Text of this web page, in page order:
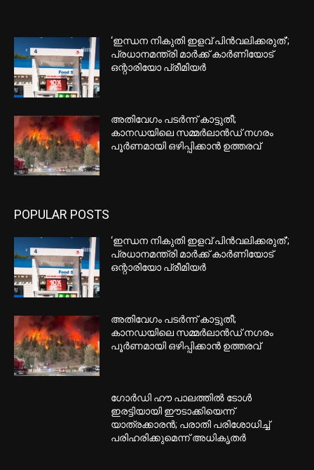
‘ഇന്ധന നികുതി ഇളവ് പിൻവലിക്കരുത്’;
പ്രധാനമന്ത്രി മാർക്ക് കാർണിയോട്
ഒന്റാരിയോ പ്രീമിയർ
അതിവേഗം പടർന്ന് കാട്ടുതീ;
കാനഡയിലെ സമ്മർലാൻഡ് നഗരം
പൂർണമായി ഒഴിപ്പിക്കാൻ ഉത്തരവ്
POPULAR POSTS
‘ഇന്ധന നികുതി ഇളവ് പിൻവലിക്കരുത്’;
പ്രധാനമന്ത്രി മാർക്ക് കാർണിയോട്
ഒന്റാരിയോ പ്രീമിയർ
അതിവേഗം പടർന്ന് കാട്ടുതീ;
കാനഡയിലെ സമ്മർലാൻഡ് നഗരം
പൂർണമായി ഒഴിപ്പിക്കാൻ ഉത്തരവ്
ഗോർഡി ഹൗ പാലത്തിൽ ടോൾ
ഇരട്ടിയായി ഈടാക്കിയെന്ന്
യാത്രക്കാരൻ; പരാതി പരിശോധിച്ച്
പരിഹരിക്കുമെന്ന് അധികൃതർ